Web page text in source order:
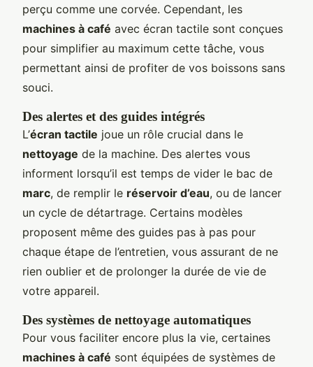
perçu comme une corvée. Cependant, les
machines à café avec écran tactile sont conçues
pour simplifier au maximum cette tâche, vous
permettant ainsi de profiter de vos boissons sans
souci.
Des alertes et des guides intégrés
L’écran tactile joue un rôle crucial dans le
nettoyage de la machine. Des alertes vous
informent lorsqu’il est temps de vider le bac de
marc, de remplir le réservoir d’eau, ou de lancer
un cycle de détartrage. Certains modèles
proposent même des guides pas à pas pour
chaque étape de l’entretien, vous assurant de ne
rien oublier et de prolonger la durée de vie de
votre appareil.
Des systèmes de nettoyage automatiques
Pour vous faciliter encore plus la vie, certaines
machines à café sont équipées de systèmes de